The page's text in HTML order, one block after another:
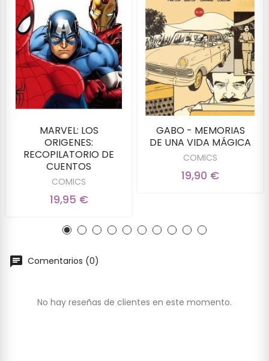
MARVEL: LOS
ORIGENES:
RECOPILATORIO DE
CUENTOS
COMICS
19,95 €
GABO - MEMORIAS
DE UNA VIDA MÁGICA
COMICS
19,90 €
Comentarios (0)
No hay reseñas de clientes en este momento.